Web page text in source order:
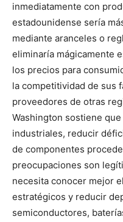
inmediatamente con
estadounidense sería
mediante aranceles o
eliminaría mágicamente
los precios para
la competitividad de sus
proveedores de otras
Washington sostiene
industriales, reducir
de componentes
preocupaciones son
necesita conocer mejor
estratégicos y reducir
semiconductores,